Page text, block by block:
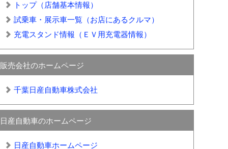
トップ（店舗基本情報）
試乗車・展示車一覧（お店にあるクルマ）
充電スタンド情報（ＥＶ用充電器情報）
販売会社のホームページ
千葉日産自動車株式会社
日産自動車のホームページ
日産自動車ホームページ